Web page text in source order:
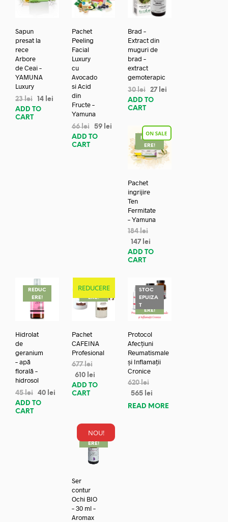
Sapun
presat la
rece
Arbore
de Ceai –
YAMUNA
Luxury
23lei 14 lei
ADD TO
CART
Pachet
Peeling
Facial
Luxury
cu
Avocado
si Acid
din
Fructe –
Yamuna
66lei 59 lei
ADD TO
CART
Brad –
Extract din
muguri de
brad –
extract
gemoterapic
30lei 27 lei
ADD TO
CART
REDUC
ERE!
Pachet
ingrijire
Ten
Fermitate
– Yamuna
184lei
147 lei
ADD TO
CART
REDUC
ERE!
Hidrolat
de
geranium
– apă
florală –
hidrosol
45lei 40 lei
ADD TO
CART
REDUCERE
REDUC
ERE!
Pachet
CAFEINA
Profesional
677lei
610 lei
ADD TO
CART
STOC
EPUIZA
TREDUC
ERE!
Protocol
Afecțiuni
Reumatismale
și Inflamații
Cronice
620lei
565 lei
READ MORE
NOU!
REDUC
ERE!
Ser
contur
Ochi BIO
– 30 ml –
Aromax